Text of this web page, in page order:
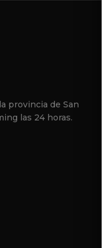
provincia de San
las 24 horas.